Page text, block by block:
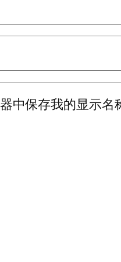
中保存我的显示名